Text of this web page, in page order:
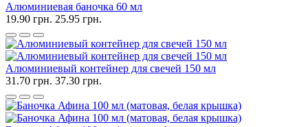
Алюминиевая баночка 60 мл
19.90 грн. 25.95 грн.
Алюминиевый контейнер для свечей 150 мл
31.70 грн. 37.30 грн.